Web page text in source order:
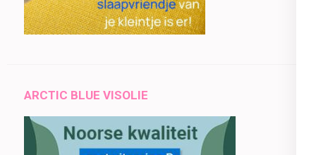
ARCTIC BLUE VISOLIE